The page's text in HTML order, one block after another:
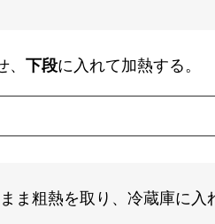
、 下段に入れて加熱する。
ま粗熱を取り、冷蔵庫に入